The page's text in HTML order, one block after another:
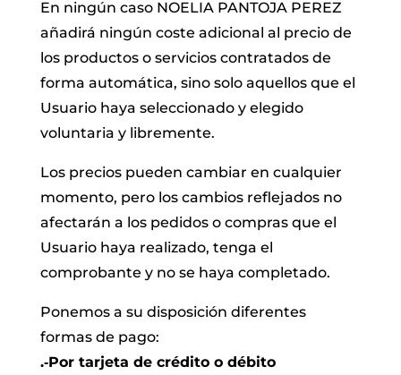
En ningún caso NOELIA PANTOJA PEREZ
añadirá ningún coste adicional al precio de
los productos o servicios contratados de
forma automática, sino solo aquellos que el
Usuario haya seleccionado y elegido
voluntaria y libremente.
Los precios pueden cambiar en cualquier
momento, pero los cambios reflejados no
afectarán a los pedidos o compras que el
Usuario haya realizado, tenga el
comprobante y no se haya completado.
Ponemos a su disposición diferentes
formas de pago:
.‐Por tarjeta de crédito o débito